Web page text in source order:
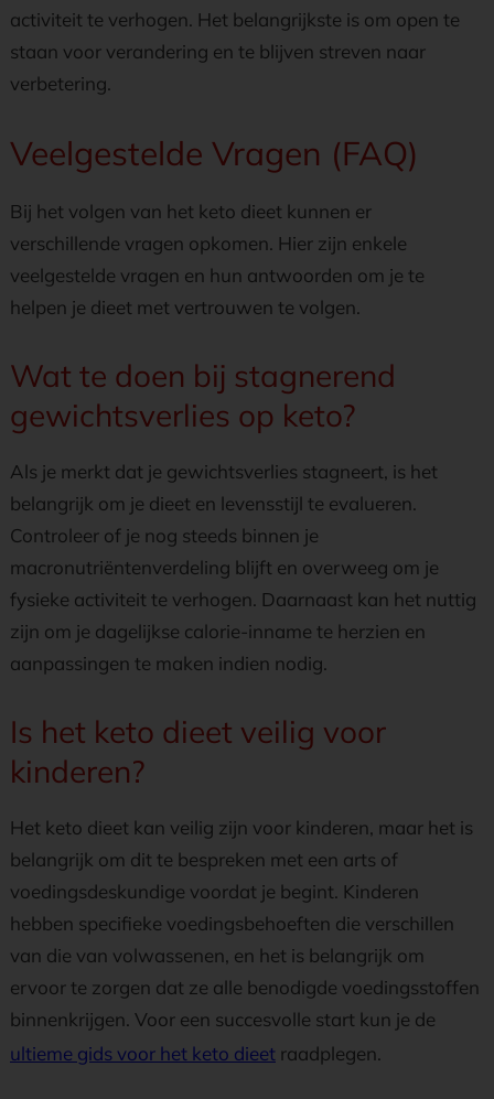
activiteit te verhogen. Het belangrijkste is om open te
staan voor verandering en te blijven streven naar
verbetering.
Veelgestelde Vragen (FAQ)
Bij het volgen van het keto dieet kunnen er
verschillende vragen opkomen. Hier zijn enkele
veelgestelde vragen en hun antwoorden om je te
helpen je dieet met vertrouwen te volgen.
Wat te doen bij stagnerend
gewichtsverlies op keto?
Als je merkt dat je gewichtsverlies stagneert, is het
belangrijk om je dieet en levensstijl te evalueren.
Controleer of je nog steeds binnen je
macronutriëntenverdeling blijft en overweeg om je
fysieke activiteit te verhogen. Daarnaast kan het nuttig
zijn om je dagelijkse calorie-inname te herzien en
aanpassingen te maken indien nodig.
Is het keto dieet veilig voor
kinderen?
Het keto dieet kan veilig zijn voor kinderen, maar het is
belangrijk om dit te bespreken met een arts of
voedingsdeskundige voordat je begint. Kinderen
hebben specifieke voedingsbehoeften die verschillen
van die van volwassenen, en het is belangrijk om
ervoor te zorgen dat ze alle benodigde voedingsstoffen
binnenkrijgen. Voor een succesvolle start kun je de
ultieme gids voor het keto dieet raadplegen.